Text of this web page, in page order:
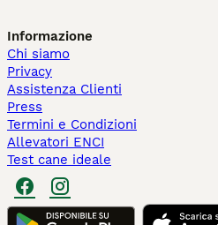
Informazione
Chi siamo
Privacy
Assistenza Clienti
Press
Termini e Condizioni
Allevatori ENCI
Test cane ideale